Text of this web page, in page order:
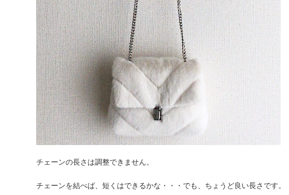
チェーンの長さは調整できません。
チェーンを結べば、短くはできるかな・・・でも、ちょうど良い長さです。